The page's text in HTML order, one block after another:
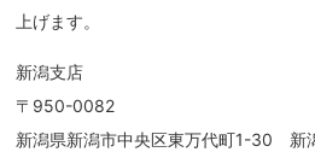
上げます。
新潟支店
〒950-0082
新潟県新潟市中央区東万代町1-30 新